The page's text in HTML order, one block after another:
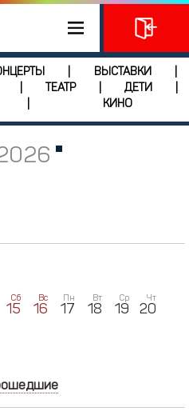
ВЫСТАВКИ
ТЕАТР ДЕТИ
КИНО
Сб
15
Вс
16
Пн
17
Вт
18
Ср
19
Чт
20
2026